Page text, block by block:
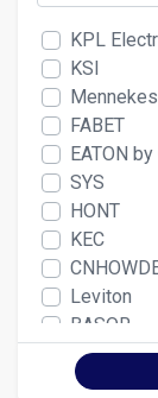
KPL
KSI
Mennekes
FABET
EATON
SYS
HONT
KEC
Leviton
BASOR
JORMEN
Thorgel